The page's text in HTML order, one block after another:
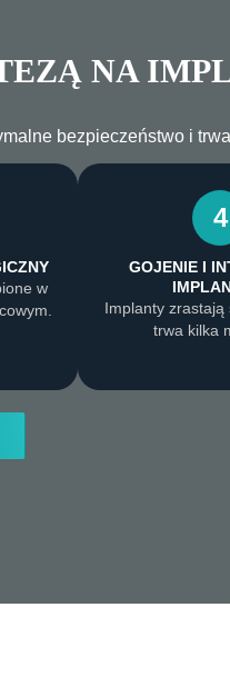
NA
bezpieczeństwo i
w
4
GOJENIE I
Implanty zrastają
trwa kilka